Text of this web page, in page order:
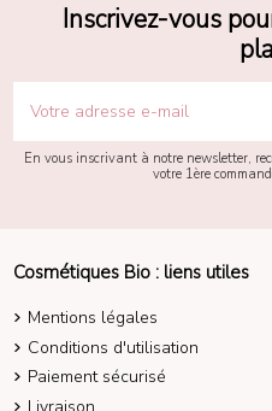
Inscrivez-vous
En vous inscrivant à notre newsletter,
votre 1ère
Cosmétiques Bio : liens utiles
Mentions légales
Conditions d'utilisation
Paiement sécurisé